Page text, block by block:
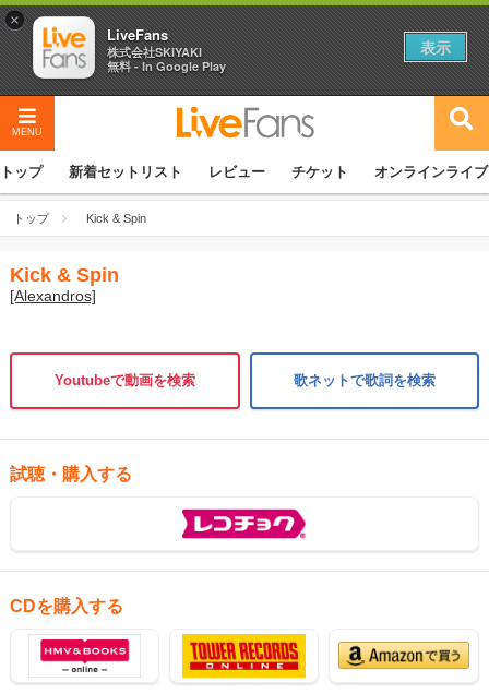
MENU
トップ 新着セットリスト レビュー チケット オンラインライブ
トップ Kick & Spin
Kick & Spin
[Alexandros]
Youtubeで動画を検索 歌ネットで歌詞を検索
試聴・購入する
CDを購入する
×
LiveFans
株式会社SKIYAKI
無料 - In Google Play
表示